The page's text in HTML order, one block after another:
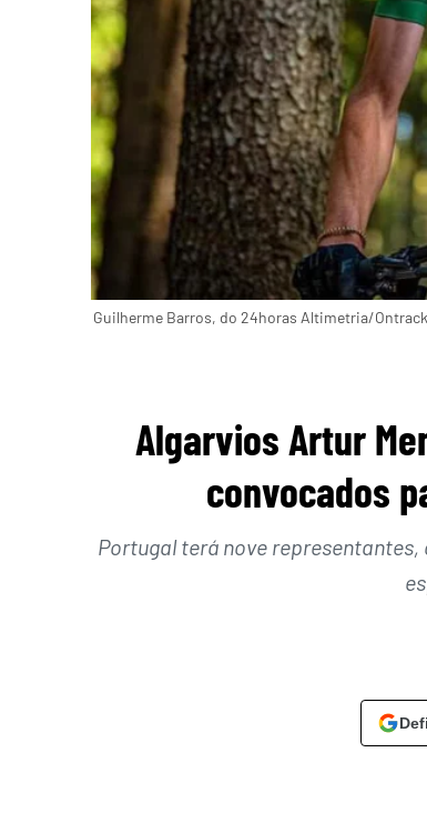
Guilherme Barros, do 24horas Altimetria/
Algarvios Artur
convocados
Portugal terá nove